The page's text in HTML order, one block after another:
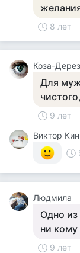
8 лет
Коза-
Для
9 лет
Виктор
Людмила
Одно
ни кому
9 лет